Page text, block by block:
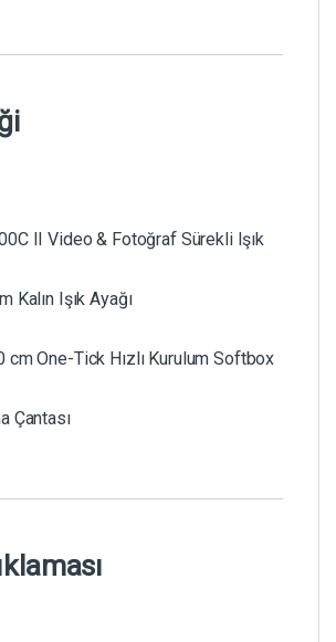
II Video & Fotoğraf Sürekli Işık
Kalın Işık Ayağı
cm One-Tick Hızlı Kurulum Softbox
Çantası